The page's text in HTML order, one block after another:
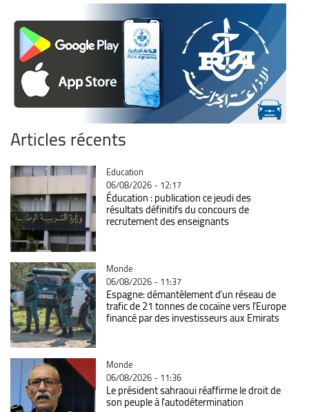
Articles récents
Catégorie
Education
06/08/2026 - 12:17
Éducation : publication ce jeudi des
résultats définitifs du concours de
recrutement des enseignants
Catégorie
Monde
06/08/2026 - 11:37
Espagne: démantèlement d’un réseau de
trafic de 21 tonnes de cocaïne vers l’Europe
financé par des investisseurs aux Emirats
Catégorie
Monde
06/08/2026 - 11:36
Le président sahraoui réaffirme le droit de
son peuple à l'autodétermination